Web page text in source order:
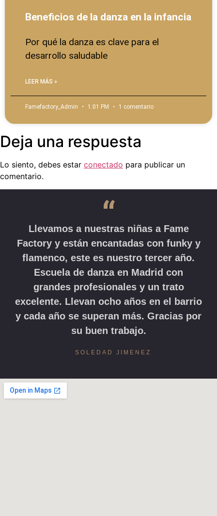
Beneficios de la danza en la infancia
Por qué la danza es clave para el
desarrollo saludable
LEER MÁS »
Famefactory_Admin 1:01 PM 1 comentario
Deja una respuesta
Lo siento, debes estar conectado para publicar un
comentario.
“
Llevamos a nuestras niñas a Fame
Factory y están encantadas con funky y
flamenco, este es nuestro tercer año.
Escuela de danza en Madrid con
grandes profesionales y un trato
excelente. Llevan ocho años en el barrio
y cada año se superan más. Gracias por
su buen trabajo.
SOLEDAD JIMENEZ